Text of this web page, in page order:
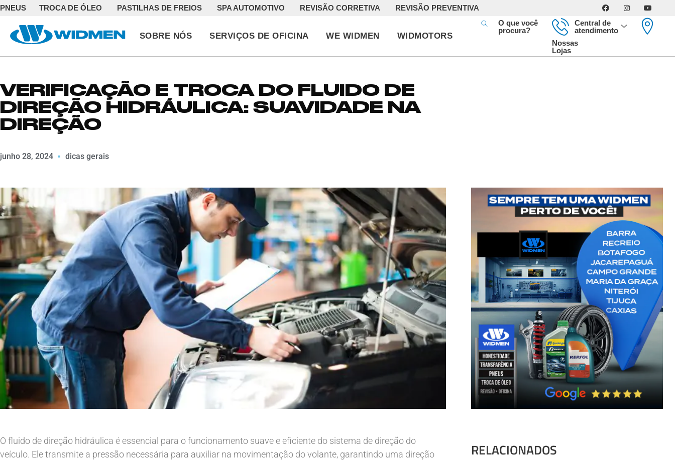
PNEUS TROCA DE ÓLEO PASTILHAS DE FREIOS SPA AUTOMOTIVO REVISÃO CORRETIVA REVISÃO PREVENTIVA
SOBRE NÓS SERVIÇOS DE OFICINA WE WIDMEN WIDMOTORS
O que você
procura?
Central de
atendimento
Nossas
Lojas
VERIFICAÇÃO E TROCA DO FLUIDO DE
DIREÇÃO HIDRÁULICA: SUAVIDADE NA
DIREÇÃO
junho 28, 2024 dicas gerais
O fluido de direção hidráulica é essencial para o funcionamento suave e eficiente do sistema de direção do
veículo. Ele transmite a pressão necessária para auxiliar na movimentação do volante, garantindo uma direção
RELACIONADOS